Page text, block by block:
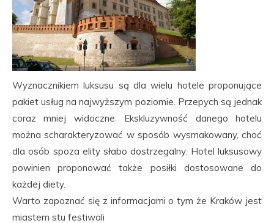
Wyznacznikiem luksusu są dla wielu hotele proponujące
pakiet usług na najwyższym poziomie. Przepych są jednak
coraz mniej widoczne. Ekskluzywność danego hotelu
można scharakteryzować w sposób wysmakowany, choć
dla osób spoza elity słabo dostrzegalny. Hotel luksusowy
powinien proponować także posiłki dostosowane do
każdej diety.
Warto zapoznać się z informacjami o tym że Kraków jest
miastem stu festiwali